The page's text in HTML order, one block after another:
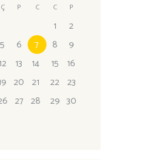
Ç P C C P
1
2
5 6 7 8
9
13 14 15
16
20 21 22 23
27 28 29 30